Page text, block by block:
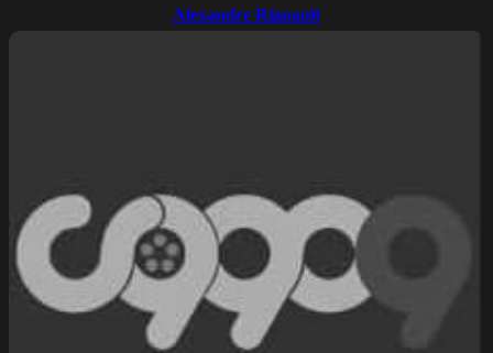
Alexandre Rignault